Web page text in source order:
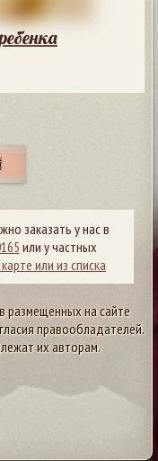
заказать у нас в
или у частных
или из списка
размещенных на сайте
правообладателей.
их авторам.